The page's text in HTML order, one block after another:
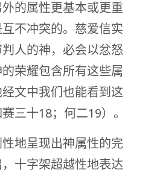
的属性更基本或更重
不冲突的。慈爱信实
人的神，必会以忿怒
荣耀包含所有这些属
文中我们也能看到这
三十18；何二19）。
地呈现出神属性的完
十字架超越性地表达